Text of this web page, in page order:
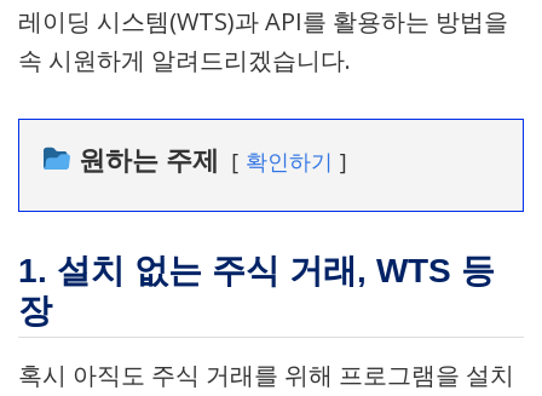
레이딩 시스템(WTS)과 API를 활용하는 방법을
속 시원하게 알려드리겠습니다.
원하는 주제 확인하기
1. 설치 없는 주식 거래, WTS 등
장
혹시 아직도 주식 거래를 위해 프로그램을 설치